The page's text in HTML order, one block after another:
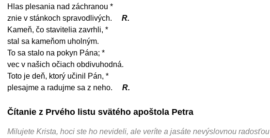
Hlas plesania nad záchranou *
znie v stánkoch spravodlivých.
R.
Kameň, čo stavitelia zavrhli, *
stal sa kameňom uholným.
To sa stalo na pokyn Pána; *
vec v našich očiach obdivuhodná.
Toto je deň, ktorý učinil Pán, *
plesajme a radujme sa z neho.
R.
Čítanie z Prvého listu svätého apoštola Petra
Milujete Krista, hoci ste ho nevideli, ale veríte a jasáte nevýslovnou radosťou